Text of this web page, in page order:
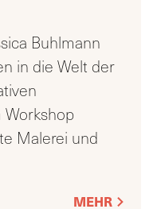
Buhlmann
in die Welt der
Malerei und
MEHR